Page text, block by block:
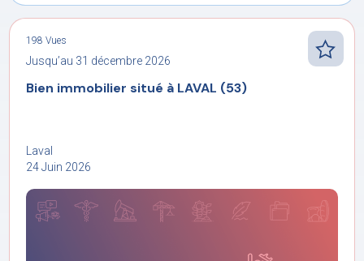
198 Vues
Jusqu’au 31 décembre 2026
Bien immobilier situé à LAVAL (53)
Laval
24 Juin 2026